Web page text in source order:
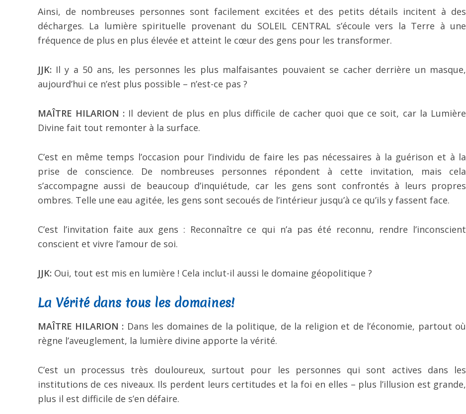
Ainsi, de nombreuses personnes sont facilement excitées et des petits détails incitent à des
décharges. La lumière spirituelle provenant du SOLEIL CENTRAL s’écoule vers la Terre à une
fréquence de plus en plus élevée et atteint le cœur des gens pour les transformer.
JJK: Il y a 50 ans, les personnes les plus malfaisantes pouvaient se cacher derrière un masque,
aujourd’hui ce n’est plus possible – n’est-ce pas ?
MAÎTRE HILARION : Il devient de plus en plus difficile de cacher quoi que ce soit, car la Lumière
Divine fait tout remonter à la surface.
C’est en même temps l’occasion pour l’individu de faire les pas nécessaires à la guérison et à la
prise de conscience. De nombreuses personnes répondent à cette invitation, mais cela
s’accompagne aussi de beaucoup d’inquiétude, car les gens sont confrontés à leurs propres
ombres. Telle une eau agitée, les gens sont secoués de l’intérieur jusqu’à ce qu’ils y fassent face.
C’est l’invitation faite aux gens : Reconnaître ce qui n’a pas été reconnu, rendre l’inconscient
conscient et vivre l’amour de soi.
JJK: Oui, tout est mis en lumière ! Cela inclut-il aussi le domaine géopolitique ?
La Vérité dans tous les domaines!
MAÎTRE HILARION : Dans les domaines de la politique, de la religion et de l’économie, partout où
règne l’aveuglement, la lumière divine apporte la vérité.
C’est un processus très douloureux, surtout pour les personnes qui sont actives dans les
institutions de ces niveaux. Ils perdent leurs certitudes et la foi en elles – plus l’illusion est grande,
plus il est difficile de s’en défaire.